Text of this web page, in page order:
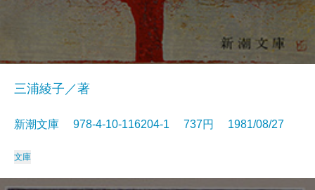
三浦綾子／著
新潮文庫 978-4-10-116204-1 737円 1981/08/27
文庫